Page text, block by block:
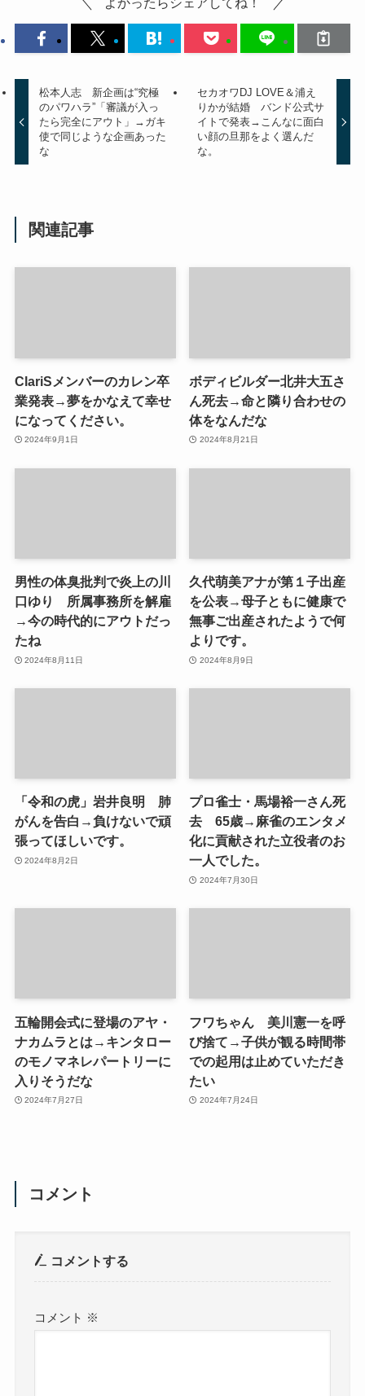
松本人志 新企画は“究極
のパワハラ”「審議が入っ
たら完全にアウト」→ガキ
使で同じような企画あった
な
セカオワDJ LOVE＆浦え
りかが結婚 バンド公式サ
イトで発表→こんなに面白
い顔の旦那をよく選んだ
な。
関連記事
ClariSメンバーのカレン卒
業発表→夢をかなえて幸せ
になってください。
2024年9月1日
ボディビルダー北井大五さ
ん死去→命と隣り合わせの
体をなんだな
2024年8月21日
男性の体臭批判で炎上の川
口ゆり 所属事務所を解雇
→今の時代的にアウトだっ
たね
2024年8月11日
久代萌美アナが第１子出産
を公表→母子ともに健康で
無事ご出産されたようで何
よりです。
2024年8月9日
「令和の虎」岩井良明 肺
がんを告白→負けないで頑
張ってほしいです。
2024年8月2日
プロ雀士・馬場裕一さん死
去 65歳→麻雀のエンタメ
化に貢献された立役者のお
一人でした。
2024年7月30日
五輪開会式に登場のアヤ・
ナカムラとは→キンタロー
のモノマネレパートリーに
入りそうだな
2024年7月27日
フワちゃん 美川憲一を呼
び捨て→子供が観る時間帯
での起用は止めていただき
たい
2024年7月24日
コメント
コメントする
コメント ※